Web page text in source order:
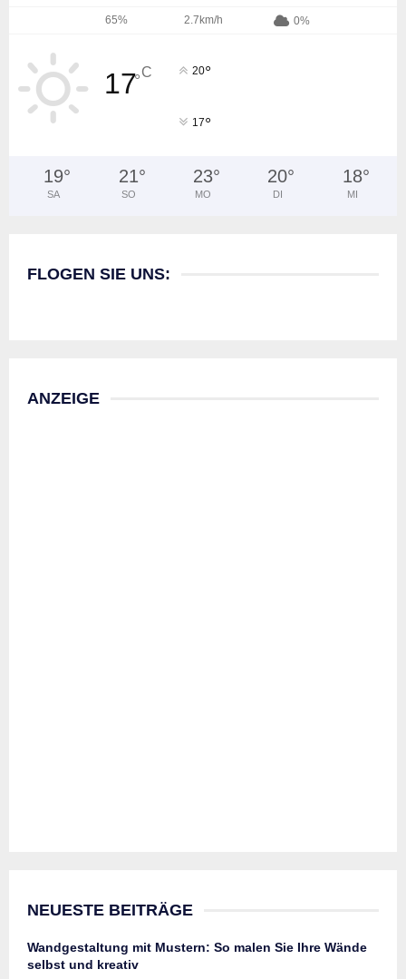
65% 2.7km/h 0%
17°C 20°
17°
19°
SA
21°
SO
23°
MO
20°
DI
18°
MI
FLOGEN SIE UNS:
ANZEIGE
NEUESTE BEITRÄGE
Wandgestaltung mit Mustern: So malen Sie Ihre Wände
selbst und kreativ